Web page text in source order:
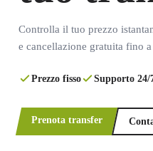
Controlla il tuo prezzo
e cancellazione gratuita fino
Prezzo fisso Supporto 24/
Prenota transfer